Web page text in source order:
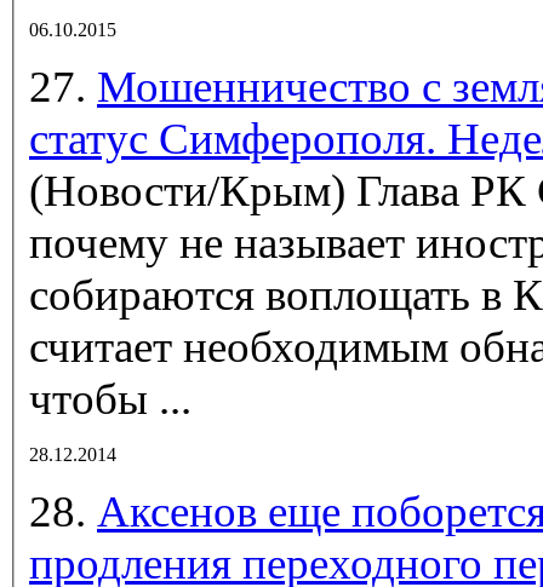
06.10.2015
27. Мошенничество с
статус Симферополя.
(Новости/Крым) Глава РК
почему не называет
собираются воплощать в
считает необходимым
чтобы ...
28.12.2014
28. Аксенов еще
продления переходного